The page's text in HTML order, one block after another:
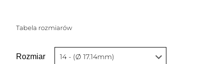
Tabela rozmiarów
Rozmiar